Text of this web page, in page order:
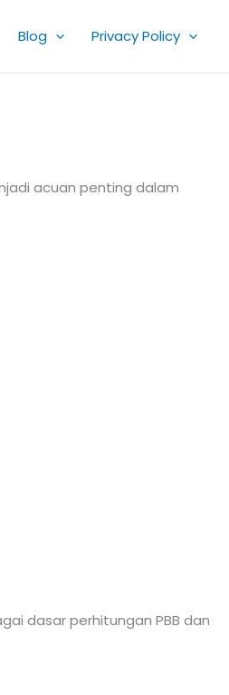
Blog Privacy Policy
acuan penting dalam
dasar perhitungan PBB dan